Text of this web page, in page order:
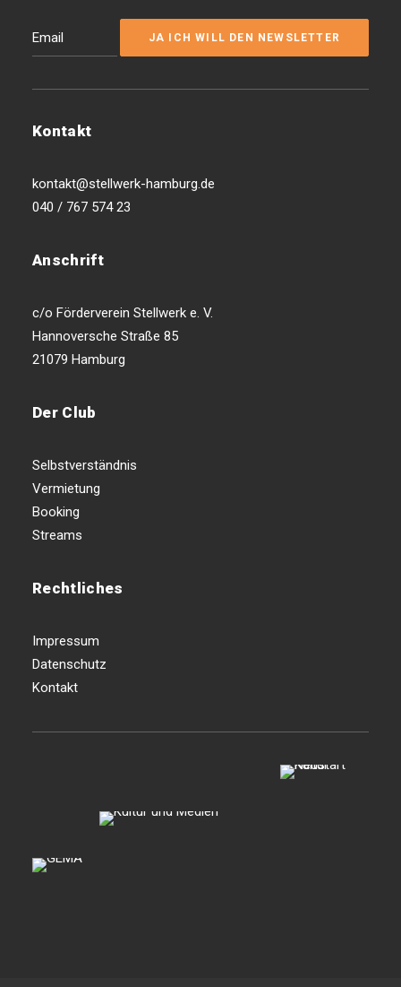
Kontakt
kontakt@stellwerk-hamburg.de
040 / 767 574 23
Anschrift
c/o Förderverein Stellwerk e. V.
Hannoversche Straße 85
21079 Hamburg
Der Club
Selbstverständnis
Vermietung
Booking
Streams
Rechtliches
Impressum
Datenschutz
Kontakt